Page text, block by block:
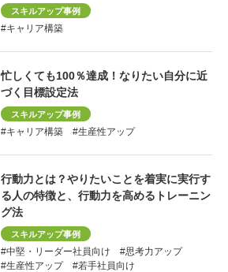
スキルアップ事例
#キャリア構築
忙しくても100％達成！なりたい自分に近
づく目標設定法
スキルアップ事例
#キャリア構築 #生産性アップ
行動力とは？やりたいことを着実に実行す
る人の特徴と、行動力を高めるトレーニン
グ法
スキルアップ事例
#中堅・リーダー社員向け
#思考力アップ
#生産性アップ
#若手社員向け